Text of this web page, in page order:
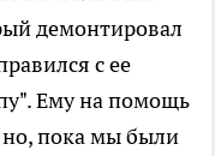
демонтировал
с ее
Ему на помощь
пока мы были